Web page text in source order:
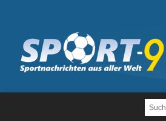
Tennis
Alle